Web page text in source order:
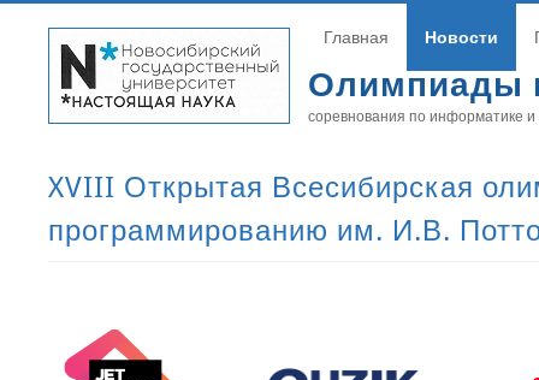
Олимпиады
соревнования по информатике
XVIII Открытая Всесибирская
программированию им. И.В.
Главная Новости